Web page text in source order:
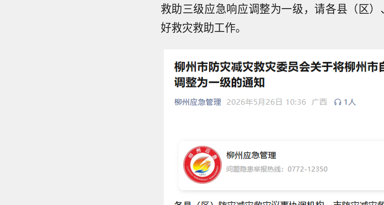
救助三级应急响应调整为一级，请各县（区
好救灾救助工作。